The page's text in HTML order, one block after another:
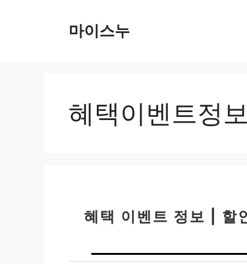
마이스누
혜택이벤트정보
혜택 이벤트 정보 | 할